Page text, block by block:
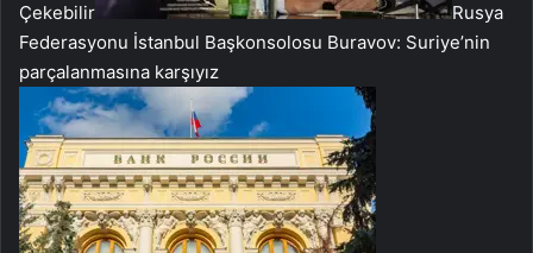
Çekebilir
Rusya
Federasyonu İstanbul Başkonsolosu Buravov: Suriye’nin
parçalanmasına karşıyız